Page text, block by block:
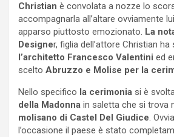
Christian è convolata a nozze lo
accompagnarla all’altare ovviamente
apparso piuttosto emozionato. La
Designer, figlia dell’attore Christian
l’architetto Francesco Valentini ed
scelto Abruzzo e Molise per la
Nello specifico la cerimonia si è
della Madonna in saletta che si trova
molisano di Castel Del Giudice.
l’occasione il paese è stato